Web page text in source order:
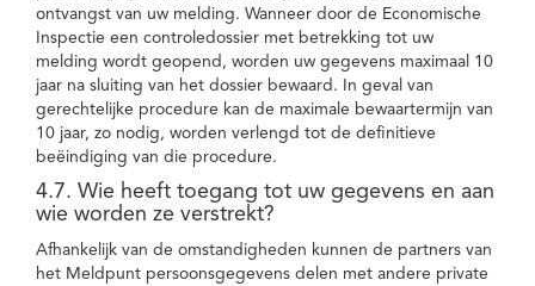
ontvangst van uw melding. Wanneer door de Economische
Inspectie een controledossier met betrekking tot uw
melding wordt geopend, worden uw gegevens maximaal 10
jaar na sluiting van het dossier bewaard. In geval van
gerechtelijke procedure kan de maximale bewaartermijn van
10 jaar, zo nodig, worden verlengd tot de definitieve
beëindiging van die procedure.
4.7. Wie heeft toegang tot uw gegevens en aan
wie worden ze verstrekt?
Afhankelijk van de omstandigheden kunnen de partners van
het Meldpunt persoonsgegevens delen met andere private